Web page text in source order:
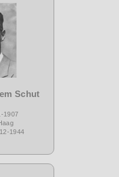
Schut
1907
1944